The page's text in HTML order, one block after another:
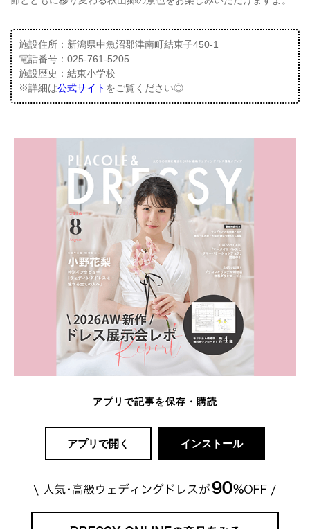
施設住所：新潟県中魚沼郡津南町結東子450-1
電話番号：025-761-5205
施設歴史：結東小学校
※詳細は公式サイト をご覧ください◎
アプリで記事を保存・購読
アプリで開く インストール